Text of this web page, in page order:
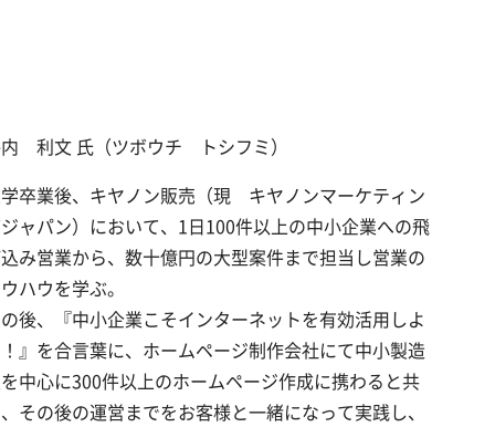
利文 氏（ツボウチ トシフミ）
卒業後、キヤノン販売（現 キヤノンマーケティン
ャパン）において、1日100件以上の中小企業への飛
み営業から、数十億円の大型案件まで担当し営業の
ハウを学ぶ。
後、『中小企業こそインターネットを有効活用しよ
』を合言葉に、ホームページ制作会社にて中小製造
中心に300件以上のホームページ作成に携わると共
その後の運営までをお客様と一緒になって実践し、